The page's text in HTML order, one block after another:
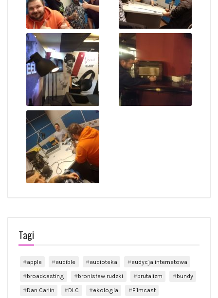
Tagi
apple audible audioteka
audycja internetowa
broadcasting
bronisław rudzki brutalizm
bundy
Dan Carlin
DLC ekologia
Filmcast